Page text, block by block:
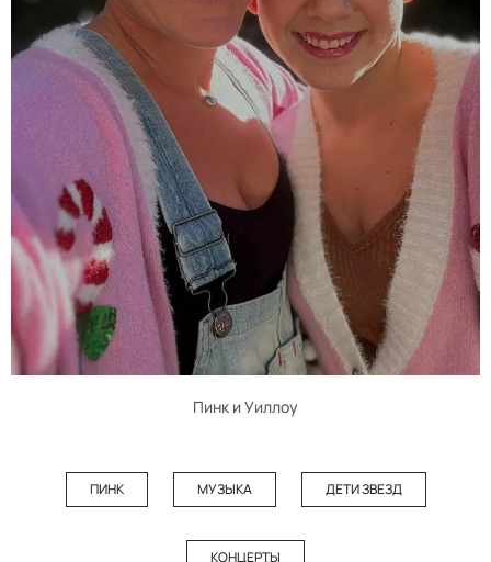
Пинк и Уиллоу
ПИНК МУЗЫКА ДЕТИ ЗВЕЗД
КОНЦЕРТЫ